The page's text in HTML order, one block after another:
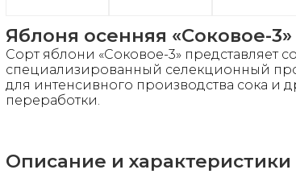
Яблоня осенняя «Соковое-3»
Сорт яблони «Соковое-3» представляет
специализированный селекционный
для интенсивного производства сока и
переработки.
Описание и характеристики